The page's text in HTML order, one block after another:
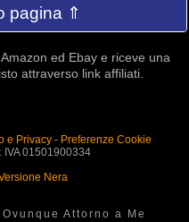
pagina ⇑
ed Ebay e riceve una
attraverso link affiliati.
e Privacy- Preferenze Cookie
IVA 01501900334
Nera
Attorno a Me